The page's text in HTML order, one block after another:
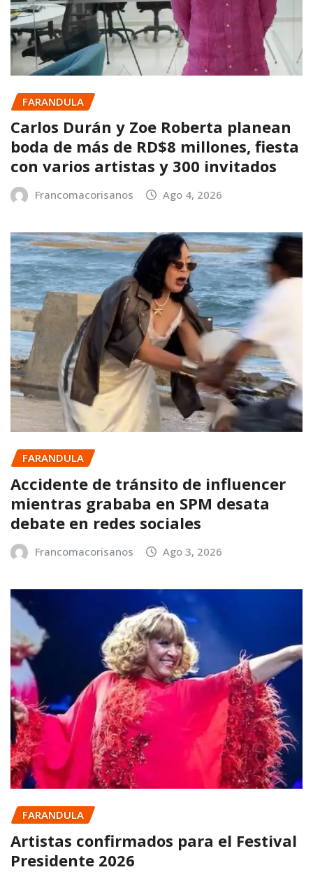
FARANDULA
Carlos Durán y Zoe Roberta planean
boda de más de RD$8 millones, fiesta
con varios artistas y 300 invitados
Francomacorisanos Ago 4, 2026
FARANDULA
Accidente de tránsito de influencer
mientras grababa en SPM desata
debate en redes sociales
Francomacorisanos Ago 3, 2026
FARANDULA
Artistas confirmados para el Festival
Presidente 2026